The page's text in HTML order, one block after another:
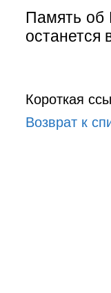
Память об
останется
Короткая
Возврат к